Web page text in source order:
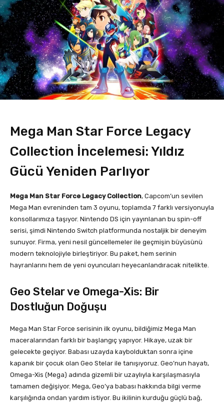
Mega Man Star Force Legacy
Collection İncelemesi: Yıldız
Gücü Yeniden Parlıyor
Mega Man Star Force Legacy Collection, Capcom’un sevilen
Mega Man evreninden tam 3 oyunu, toplamda 7 farklı versiyonuyla
konsollarımıza taşıyor. Nintendo DS için yayınlanan bu spin-off
serisi, şimdi Nintendo Switch platformunda nostaljik bir deneyim
sunuyor. Firma, yeni nesil güncellemeler ile geçmişin büyüsünü
modern teknolojiyle birleştiriyor. Bu paket, hem serinin
hayranlarını hem de yeni oyuncuları heyecanlandıracak nitelikte.
Geo Stelar ve Omega-Xis: Bir
Dostluğun Doğuşu
Mega Man Star Force serisinin ilk oyunu, bildiğimiz Mega Man
maceralarından farklı bir başlangıç yapıyor. Hikaye, uzak bir
gelecekte geçiyor. Babası uzayda kaybolduktan sonra içine
kapanık bir çocuk olan Geo Stelar ile tanışıyoruz. Geo’nun hayatı,
Omega-Xis (Mega) adında gizemli bir uzaylıyla karşılaşmasıyla
tamamen değişiyor. Mega, Geo’ya babası hakkında bilgi verme
karşılığında ondan yardım istiyor. Bu ikilinin kurduğu güçlü bağ,